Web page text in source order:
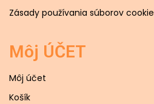
Zásady používania súborov cookie
Môj ÚČET
Môj účet
Košík